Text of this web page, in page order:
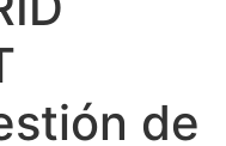
de